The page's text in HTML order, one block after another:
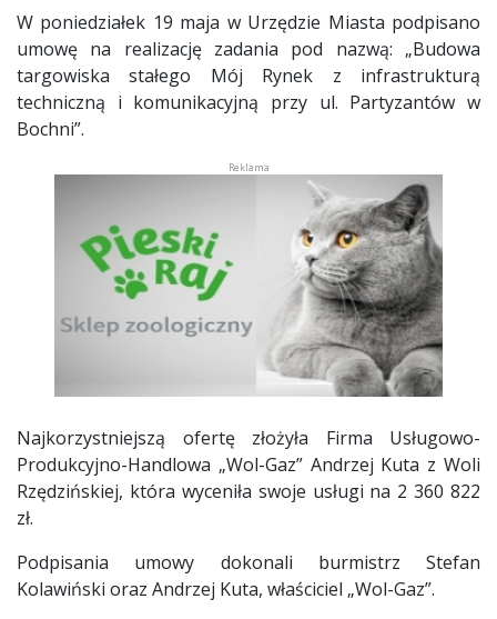
W poniedziałek 19 maja w Urzędzie Miasta podpisano
umowę na realizację zadania pod nazwą: „Budowa
targowiska stałego Mój Rynek z infrastrukturą
techniczną i komunikacyjną przy ul. Partyzantów w
Bochni”.
Najkorzystniejszą ofertę złożyła Firma Usługowo-
Produkcyjno-Handlowa „Wol-Gaz” Andrzej Kuta z Woli
Rzędzińskiej, która wyceniła swoje usługi na 2 360 822
zł.
Podpisania umowy dokonali burmistrz Stefan
Kolawiński oraz Andrzej Kuta, właściciel „Wol-Gaz”.